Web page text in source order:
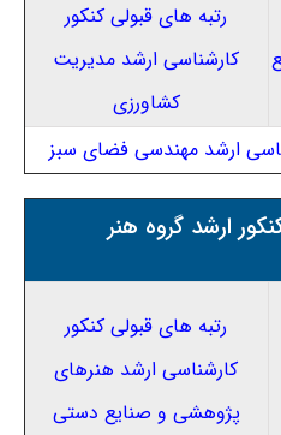
رتبه های قبولی کنکور
کارشناسی ارشد مدیریت
کشاورزی
ارشد مهندسی فضای سبز
ارشد گروه هنر
رتبه های قبولی کنکور
کارشناسی ارشد هنرهای
پژوهشی و صنایع دستی